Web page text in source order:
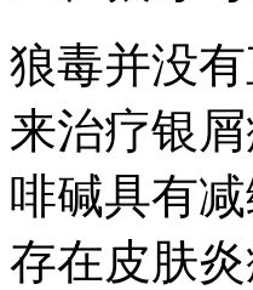
狼毒并没
来治疗银
啡碱具有
存在皮肤